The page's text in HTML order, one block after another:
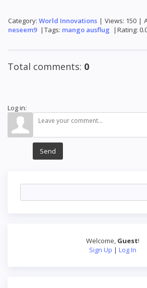
Welcome, Guest!
Sign Up | Log In
Category: World Innovations | Views: 150 |
neseem9 | Tags: mango ausflug | Rating:
Total comments: 0
Log in:
Send